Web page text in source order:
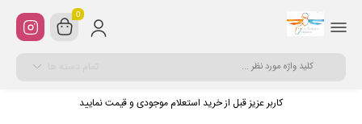
0
کاربر عزیز قبل از خرید استعلام موجودی و قیمت نمایید